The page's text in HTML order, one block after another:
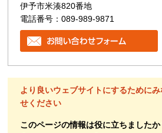
伊予市米湊820番地
電話番号：089-989-9871
より良いウェブサイトにするために
せください
このページの情報は役に立ちましたか